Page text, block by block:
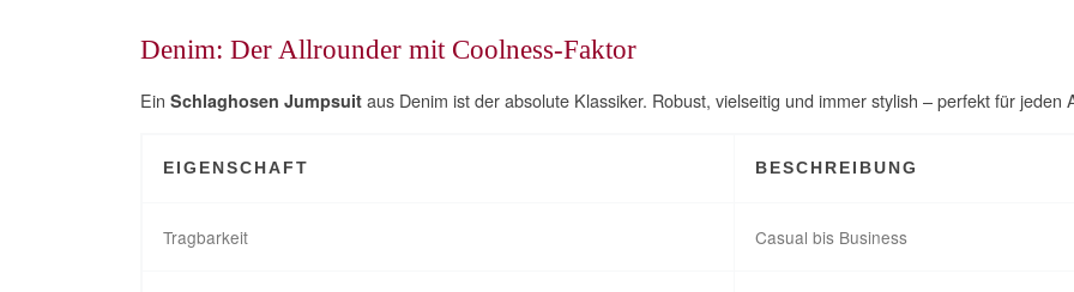
Denim: Der Allrounder mit Coolness-Faktor
Ein Schlaghosen Jumpsuit aus Denim ist der absolute Klassiker. Robust, vielseitig und immer stylish – perfekt für jeden
EIGENSCHAFT BESCHREIBUNG
Tragbarkeit Casual bis Business